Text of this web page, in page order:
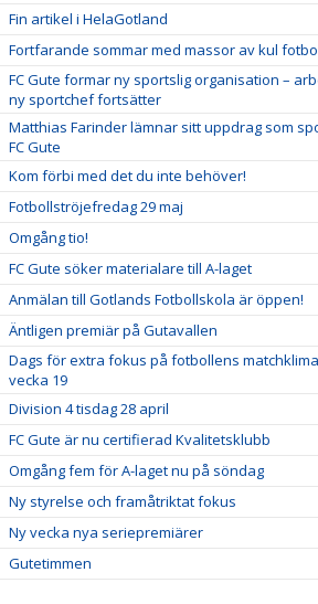
Fin artikel i HelaGotland
Fortfarande sommar med massor av kul
FC Gute formar ny sportslig organisation –
ny sportchef fortsätter
Matthias Farinder lämnar sitt uppdrag som
FC Gute
Kom förbi med det du inte behöver!
Fotbollströjefredag 29 maj
Omgång tio!
FC Gute söker materialare till A-laget
Anmälan till Gotlands Fotbollskola är öppen!
Äntligen premiär på Gutavallen
Dags för extra fokus på fotbollens
vecka 19
Division 4 tisdag 28 april
FC Gute är nu certifierad Kvalitetsklubb
Omgång fem för A-laget nu på söndag
Ny styrelse och framåtriktat fokus
Ny vecka nya seriepremiärer
Gutetimmen